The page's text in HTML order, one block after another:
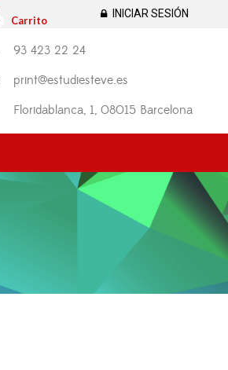
INICIAR SESIÓN
Carrito
93 423 22 24
print@estudiesteve.es
Floridablanca, 1, 08015 Barcelona